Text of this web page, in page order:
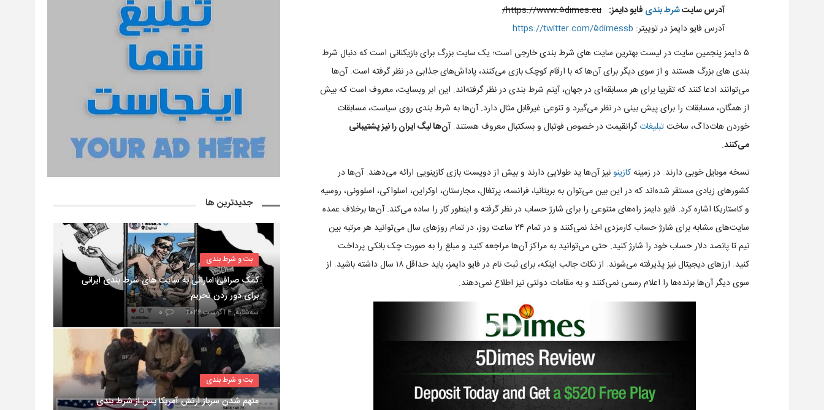
آدرس سایتشرط بندی فایو دایمز: https://www.۵dimes.eu/
آدرس فایو دایمز در توییتر: https://twitter.com/۵dimessb
۵ دایمز پنجمین سایت در لیست بهترین سایت های شرط بندی خارجی است؛ یک سایت بزرگ برای بازیکنانی است که دنبال شرط
بندی های بزرگ هستند و از سوی دیگر برای آن‌ها که با ارقام کوچک بازی می‌کنند، پاداش‌های جذابی در نظر گرفته است. آن‌ها
می‌توانند ادعا کنند که تقریبا برای هر مسابقه‌ای در جهان، آیتم شرط بندی در نظر گرفته‌اند. این ابر وبسایت، معروف است که بیش
از همگان، مسابقات را برای پیش بینی در نظر می‌گیرد و تنوعی غیرقابل مثال دارد. آن‌ها به شرط بندی روی سیاست، مسابقات
خوردن هات‌داگ، ساختتبلیغاتگرانقیمت در خصوص فوتبال و بسکتبال معروف هستند. آن‌ها لیگ ایران را نیز پشتیبانی
می‌کنند.
نسخه موبایل خوبی دارند. در زمینهکازینو نیز آن‌ها ید طولایی دارند و بیش از دویست بازی کازینویی ارائه می‌دهند. آن‌ها در
کشورهای زیادی مستقر شده‌اند که در این بین می‌توان به بریتانیا، فرانسه، پرتغال، مجارستان، اوکراین، اسلواکی، اسلوونی، روسیه
و کاستاریکا اشاره کرد. فایو دایمز راه‌های متنوعی را برای شارژ حساب در نظر گرفته و اینطور کار را ساده می‌کند. آن‌ها برخلاف عمده
سایت‌های مشابه برای شارژ حساب کارمزدی اخذ نمی‌کنند و در تمام ۲۴ ساعت روز، در تمام روزهای سال می‌توانید هر مرتبه بین
نیم تا پانصد دلار حساب خود را شارژ کنید. حتی می‌توانید به مراکز آن‌ها مراجعه کنید و مبلغ را به صورت چک بانکی پرداخت
کنید. ارزهای دیجیتال نیز پذیرفته می‌شوند. از نکات جالب اینکه، برای ثبت نام در فایو دایمز، باید حداقل ۱۸ سال داشته باشید. از
سوی دیگر آن‌ها برنده‌ها را اعلام رسمی نمی‌کنند و به مقامات دولتی نیز اطلاع نمی‌دهند.
جدیدترین ها
بت و شرط بندی
کمک صرافی اماراتی به سایت های شرط بندی ایرانی
برای دور زدن تحریم
سه‌شنبه, ۴ آگوست ۲۰۲۶ ۰
بت و شرط بندی
متهم شدن سرباز ارتش آمریکا پس از شرط بندی